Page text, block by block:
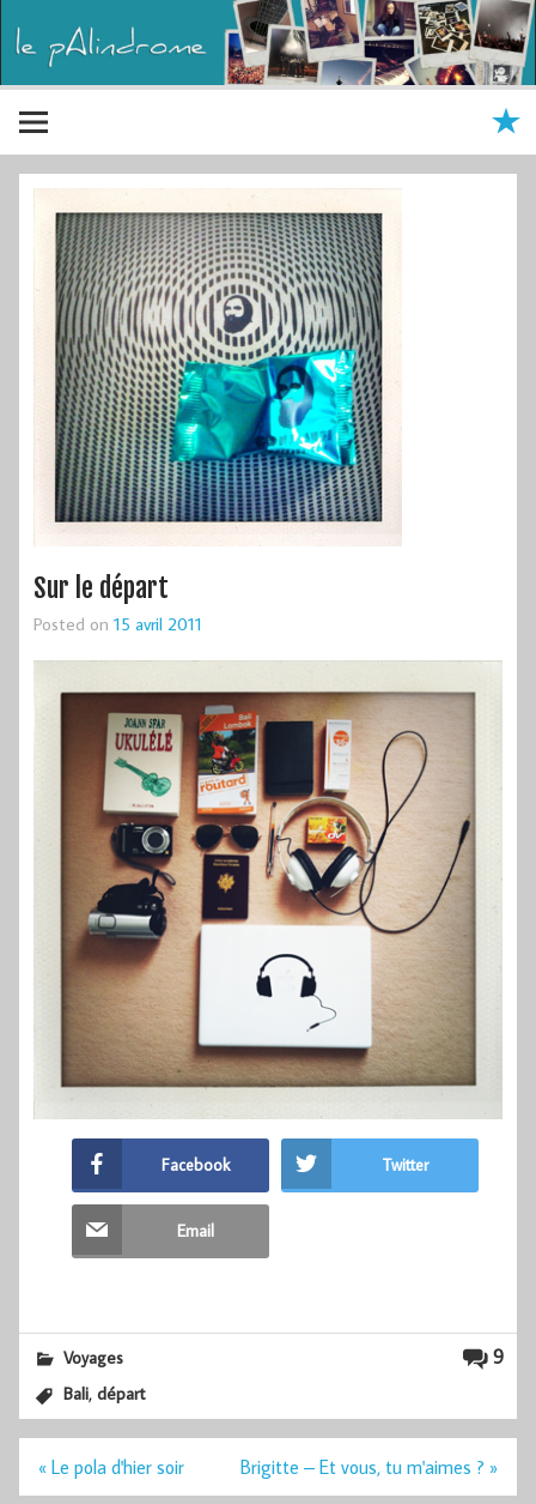
Sur le départ
Posted on 15 avril 2011
Facebook Twitter
Email
9
Voyages
Bali,départ
Navigation
« Le pola d'hier soir Brigitte – Et vous, tu m'aimes ? »